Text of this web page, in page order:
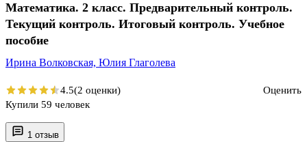
1 отзыв
Математика. 2 класс. Предварительный контроль.
Текущий контроль. Итоговый контроль. Учебное
пособие
Ирина Волковская, Юлия Глаголева
4.5(2 оценки)
Оценить
Купили 59 человек